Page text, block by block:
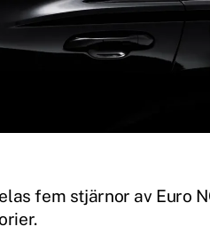
fem stjärnor av Euro